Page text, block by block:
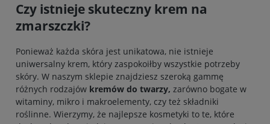
Czy istnieje skuteczny krem na
zmarszczki?
Ponieważ każda skóra jest unikatowa, nie istnieje
uniwersalny krem, który zaspokoiłby wszystkie potrzeby
skóry. W naszym sklepie znajdziesz szeroką gammę
różnych rodzajów kremów do twarzy, zarówno bogate w
witaminy, mikro i makroelementy, czy też składniki
roślinne. Wierzymy, że najlepsze kosmetyki to te, które